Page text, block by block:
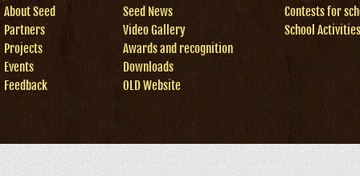
About Seed
Partners
Projects
Events
Feedback
Seed News
Video Gallery
Awards and recognition
Downloads
OLD Website
Contests for
School Activities